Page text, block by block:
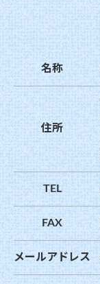
名称
住所
TEL
FAX
メールアドレス